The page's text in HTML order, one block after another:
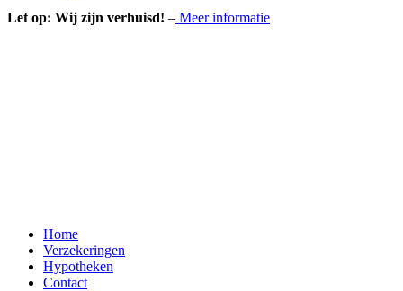
Let op: Wij zijn verhuisd! – Meer informatie
Home
Verzekeringen
Hypotheken
Contact